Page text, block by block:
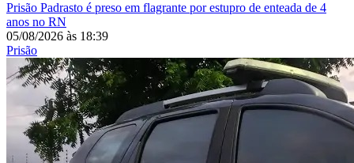
Prisão Padrasto é preso em flagrante por estupro de enteada de 4
anos no RN
05/08/2026 às 18:39
Prisão